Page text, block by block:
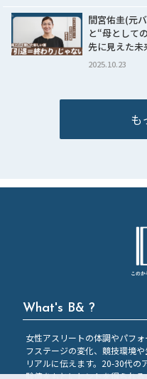
間宮佑圭(元
と“母として
先に見えた未
2025.10.23
も
What's B& ?
女性アスリートの体調やパフ
フステージの変化、競技環境
リアルに伝えます。20-30代の
験値をもとにヒントを得られ